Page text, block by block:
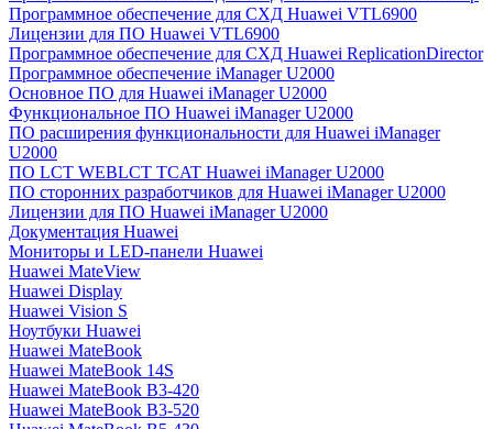
Программное обеспечение для СХД Huawei VTL6900
Лицензии для ПО Huawei VTL6900
Программное обеспечение для СХД Huawei ReplicationDirector
Программное обеспечение iManager U2000
Основное ПО для Huawei iManager U2000
Функциональное ПО Huawei iManager U2000
ПО расширения функциональности для Huawei iManager
U2000
ПО LCT WEBLCT TCAT Huawei iManager U2000
ПО сторонних разработчиков для Huawei iManager U2000
Лицензии для ПО Huawei iManager U2000
Документация Huawei
Мониторы и LED-панели Huawei
Huawei MateView
Huawei Display
Huawei Vision S
Ноутбуки Huawei
Huawei MateBook
Huawei MateBook 14S
Huawei MateBook B3-420
Huawei MateBook B3-520